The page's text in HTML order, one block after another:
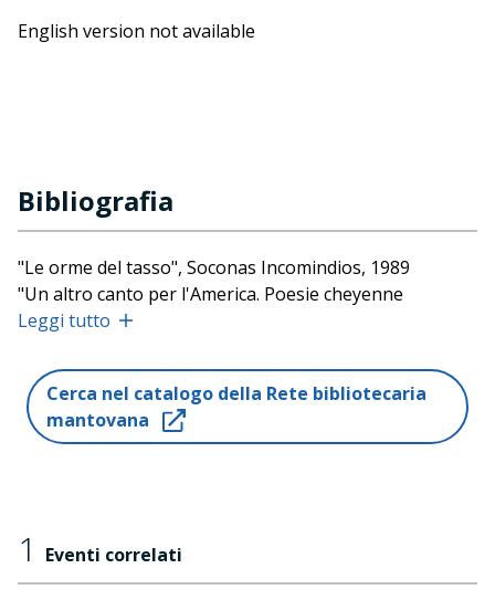
English version not available
Bibliografia
"Le orme del tasso", Soconas Incomindios, 1989
"Un altro canto per l'America. Poesie cheyenne
contemporanee", Edizioni dell'arco, 1992
cheyenne", Selene, 1993
"Un moto di improvvisa solitudine", Selene, 1998
"Canto di rivoluzione", Selene, 1998 (2000)
"Sand Creek", Biblioteca dell'immagine, 2005
"Un canto dal vento che si leva. Poesie scelte 1970 -
1991", Edizioni La Collina, 2009
Leggi tutto
Cerca nel catalogo della Rete bibliotecaria
mantovana
1 Eventi correlati